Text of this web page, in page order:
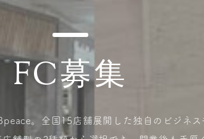
FC募集
。全国15店舗展開した独自のビジネ